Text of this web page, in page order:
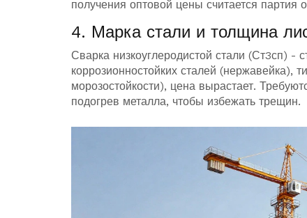
получения оптовой цены считается партия
4. Марка стали и толщина
Сварка низкоуглеродистой стали (Ст3сп) -
коррозионностойких сталей
морозостойкости), цена вырастает.
подогрев металла, чтобы избежать трещин.